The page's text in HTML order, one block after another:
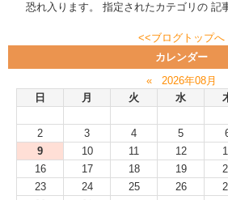
恐れ入ります。 指定されたカテゴリの 記
<<ブログトップへ
カレンダー
«
2026年08月
日
月 火 水
2
3 4 5
9
10 11 12
16
17 18 19
23
24 25 26